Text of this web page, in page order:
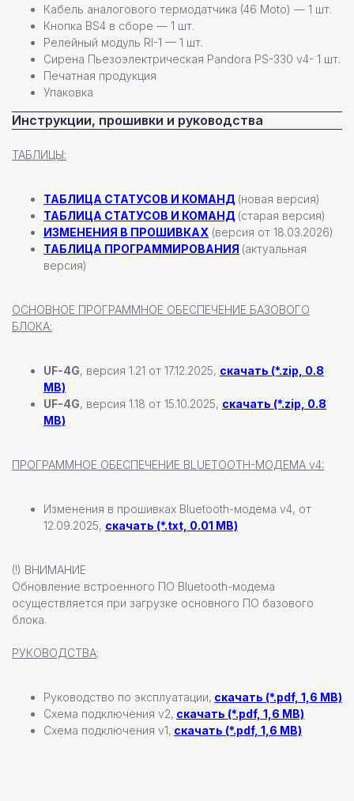
Кабель аналогового термодатчика (46 Моtо) — 1 шт.
Кнопка BS4 в сборе — 1 шт.
Релейный модуль RI-1 — 1 шт.
Сирена Пьезоэлектрическая Pandora PS-330 v4- 1 шт.
Печатная продукция
Упаковка
Инструкции, прошивки и руководства
ТАБЛИЦЫ:
ТАБЛИЦА СТАТУСОВ И КОМАНД (новая версия)
ТАБЛИЦА СТАТУСОВ И КОМАНД (старая версия)
ИЗМЕНЕНИЯ В ПРОШИВКАХ (версия от 18.03.2026)
ТАБЛИЦА ПРОГРАММИРОВАНИЯ (актуальная
версия)
ОСНОВНОЕ ПРОГРАММНОЕ ОБЕСПЕЧЕНИЕ БАЗОВОГО
БЛОКА:
UF-4G, версия 1.21 от 17.12.2025, скачать (*.zip, 0.8
MB)
UF-4G, версия 1.18 от 15.10.2025, скачать (*.zip, 0.8
MB)
ПРОГРАММНОЕ ОБЕСПЕЧЕНИЕ BLUETOOTH-МОДЕМА v4:
Изменения в прошивках Bluetooth-модема v4, от
12.09.2025, скачать (*.txt, 0.01 MB)
(!) ВНИМАНИЕ
Обновление встроенного ПО Bluetooth-модема
осуществляется при загрузке основного ПО базового
блока.
РУКОВОДСТВА:
Руководство по эксплуатации, скачать (*.pdf, 1,6 MB)
Схема подключения v2, скачать (*.pdf, 1,6 MB)
Схема подключения v1, скачать (*.pdf, 1,6 MB)
Отправить заявку
пн-пт 9:00—17:00
+7 (911) 22 00 506
Набережная Реки Волковки, д.7
Охранные системы Pandora
Всепогодные станции
Новинки
Хиты продаж
Реализованные проекты
Настенные станции
новинка